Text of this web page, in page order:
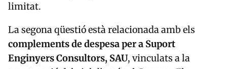
limitat.
La segona qüestió està relacionada amb els
complements de despesa per a Suport
Enginyers Consultors, SAU, vinculats a la